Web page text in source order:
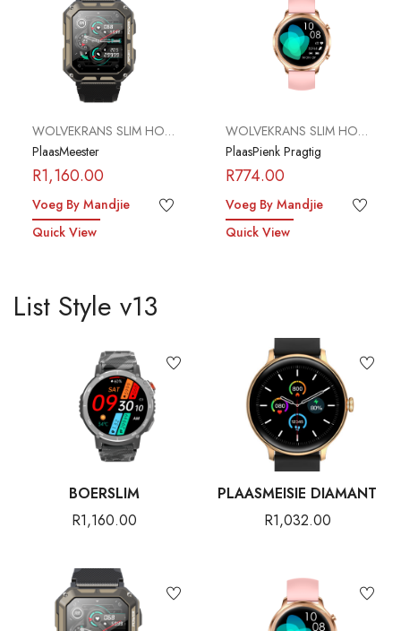
WOLVEKRANS SLIM HORLOSIES
PlaasMeester
R1,160.00
Voeg By Mandjie
Quick View
WOLVEKRANS SLIM HORLOSIES
PlaasPienk Pragtig
R774.00
Voeg By Mandjie
Quick View
List Style v13
BOERSLIM
R1,160.00
PLAASMEISIE DIAMANT
R1,032.00